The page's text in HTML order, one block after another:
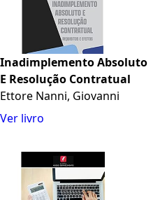
Inadimplemento Absoluto
E Resolução Contratual
Ettore Nanni, Giovanni
Ver livro